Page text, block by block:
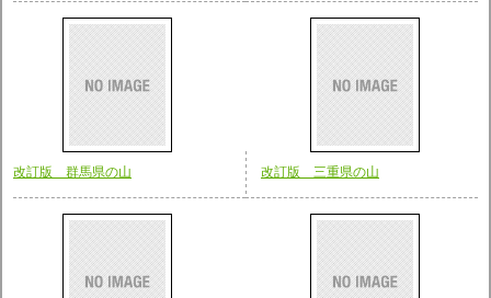
改訂版 群馬県の山 改訂版 三重県の山